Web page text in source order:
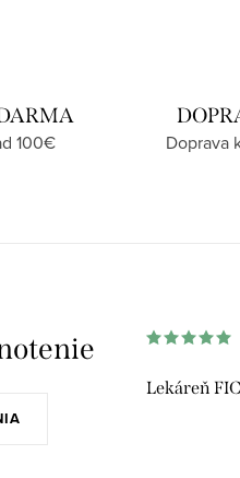
100€ Doprava
Lekáreň